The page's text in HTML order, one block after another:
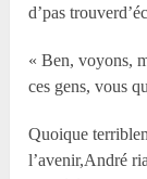
d’pas
« Ben, voyons,
ces gens, vous
Quoique
l’avenir,André